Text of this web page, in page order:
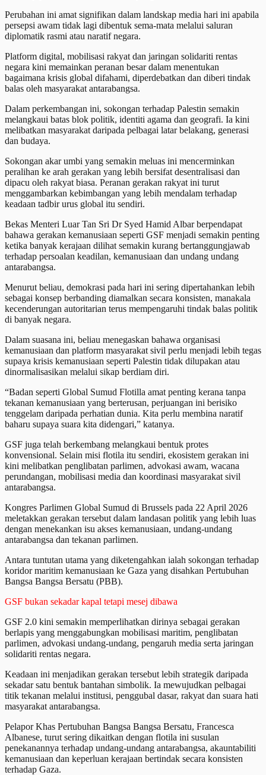
Perubahan ini amat signifikan dalam landskap media hari ini apabila
persepsi awam tidak lagi dibentuk sema-mata melalui saluran
diplomatik rasmi atau naratif negara.
Platform digital, mobilisasi rakyat dan jaringan solidariti rentas
negara kini memainkan peranan besar dalam menentukan
bagaimana krisis global difahami, diperdebatkan dan diberi tindak
balas oleh masyarakat antarabangsa.
Dalam perkembangan ini, sokongan terhadap Palestin semakin
melangkaui batas blok politik, identiti agama dan geografi. Ia kini
melibatkan masyarakat daripada pelbagai latar belakang, generasi
dan budaya.
Sokongan akar umbi yang semakin meluas ini mencerminkan
peralihan ke arah gerakan yang lebih bersifat desentralisasi dan
dipacu oleh rakyat biasa. Peranan gerakan rakyat ini turut
menggambarkan kebimbangan yang lebih mendalam terhadap
keadaan tadbir urus global itu sendiri.
Bekas Menteri Luar Tan Sri Dr Syed Hamid Albar berpendapat
bahawa gerakan kemanusiaan seperti GSF menjadi semakin penting
ketika banyak kerajaan dilihat semakin kurang bertanggungjawab
terhadap persoalan keadilan, kemanusiaan dan undang undang
antarabangsa.
Menurut beliau, demokrasi pada hari ini sering dipertahankan lebih
sebagai konsep berbanding diamalkan secara konsisten, manakala
kecenderungan autoritarian terus mempengaruhi tindak balas politik
di banyak negara.
Dalam suasana ini, beliau menegaskan bahawa organisasi
kemanusiaan dan platform masyarakat sivil perlu menjadi lebih tegas
supaya krisis kemanusiaan seperti Palestin tidak dilupakan atau
dinormalisasikan melalui sikap berdiam diri.
“Badan seperti Global Sumud Flotilla amat penting kerana tanpa
tekanan kemanusiaan yang berterusan, perjuangan ini berisiko
tenggelam daripada perhatian dunia. Kita perlu membina naratif
baharu supaya suara kita didengari,” katanya.
GSF juga telah berkembang melangkaui bentuk protes
konvensional. Selain misi flotila itu sendiri, ekosistem gerakan ini
kini melibatkan penglibatan parlimen, advokasi awam, wacana
perundangan, mobilisasi media dan koordinasi masyarakat sivil
antarabangsa.
Kongres Parlimen Global Sumud di Brussels pada 22 April 2026
meletakkan gerakan tersebut dalam landasan politik yang lebih luas
dengan menekankan isu akses kemanusiaan, undang-undang
antarabangsa dan tekanan parlimen.
Antara tuntutan utama yang diketengahkan ialah sokongan terhadap
koridor maritim kemanusiaan ke Gaza yang disahkan Pertubuhan
Bangsa Bangsa Bersatu (PBB).
GSF bukan sekadar kapal tetapi mesej dibawa
GSF 2.0 kini semakin memperlihatkan dirinya sebagai gerakan
berlapis yang menggabungkan mobilisasi maritim, penglibatan
parlimen, advokasi undang-undang, pengaruh media serta jaringan
solidariti rentas negara.
Keadaan ini menjadikan gerakan tersebut lebih strategik daripada
sekadar satu bentuk bantahan simbolik. Ia mewujudkan pelbagai
titik tekanan melalui institusi, penggubal dasar, rakyat dan suara hati
masyarakat antarabangsa.
Pelapor Khas Pertubuhan Bangsa Bangsa Bersatu, Francesca
Albanese, turut sering dikaitkan dengan flotila ini susulan
penekanannya terhadap undang-undang antarabangsa, akauntabiliti
kemanusiaan dan keperluan kerajaan bertindak secara konsisten
terhadap Gaza.